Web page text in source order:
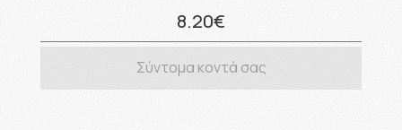
8.20€
Σύντομα κοντά σας